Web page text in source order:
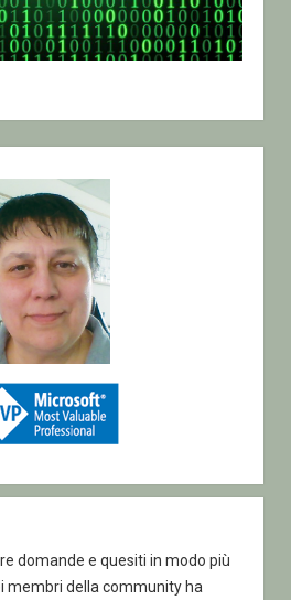
domande e quesiti in modo più
membri della community ha